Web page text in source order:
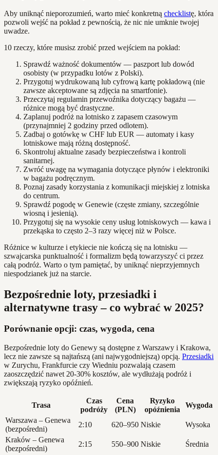
Aby uniknąć nieporozumień, warto mieć konkretną checklistę, która
pozwoli wejść na pokład z pewnością, że nic nie umknie twojej
uwadze.
10 rzeczy, które musisz zrobić przed wejściem na pokład:
Sprawdź ważność dokumentów — paszport lub dowód
osobisty (w przypadku lotów z Polski).
Przygotuj wydrukowaną lub cyfrową kartę pokładową (nie
zawsze akceptowane są zdjęcia na smartfonie).
Przeczytaj regulamin przewoźnika dotyczący bagażu —
różnice mogą być drastyczne.
Zaplanuj podróż na lotnisko z zapasem czasowym
(przynajmniej 2 godziny przed odlotem).
Zadbaj o gotówkę w CHF lub EUR — automaty i kasy
lotniskowe mają różną dostępność.
Skontroluj aktualne zasady bezpieczeństwa i kontroli
sanitarnej.
Zwróć uwagę na wymagania dotyczące płynów i elektroniki
w bagażu podręcznym.
Poznaj zasady korzystania z komunikacji miejskiej z lotniska
do centrum.
Sprawdź pogodę w Genewie (częste zmiany, szczególnie
wiosną i jesienią).
Przygotuj się na wysokie ceny usług lotniskowych — kawa i
przekąska to często 2–3 razy więcej niż w Polsce.
Różnice w kulturze i etykiecie nie kończą się na lotnisku —
szwajcarska punktualność i formalizm będą towarzyszyć ci przez
całą podróż. Warto o tym pamiętać, by uniknąć nieprzyjemnych
niespodzianek już na starcie.
Bezpośrednie loty, przesiadki i
alternatywne trasy – co wybrać w 2025?
Porównanie opcji: czas, wygoda, cena
Bezpośrednie loty do Genewy są dostępne z Warszawy i Krakowa,
lecz nie zawsze są najtańszą (ani najwygodniejszą) opcją. Przesiadki
w Zurychu, Frankfurcie czy Wiedniu pozwalają czasem
zaoszczędzić nawet 20-30% kosztów, ale wydłużają podróż i
zwiększają ryzyko opóźnień.
Trasa
Czas
podróży
Cena
(PLN)
Ryzyko
opóźnienia
Wygoda
Warszawa – Genewa
(bezpośredni)
2:10 620–950 Niskie
Wysoka
Kraków – Genewa
(bezpośredni)
2:15 550–900 Niskie
Średnia